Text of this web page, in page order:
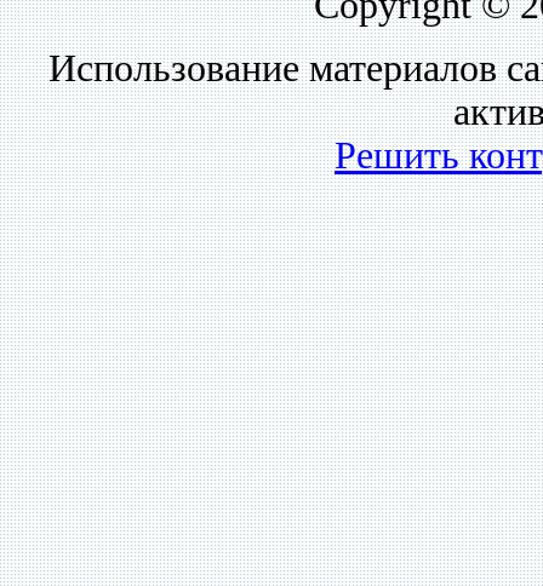
Использование материалов
Решить